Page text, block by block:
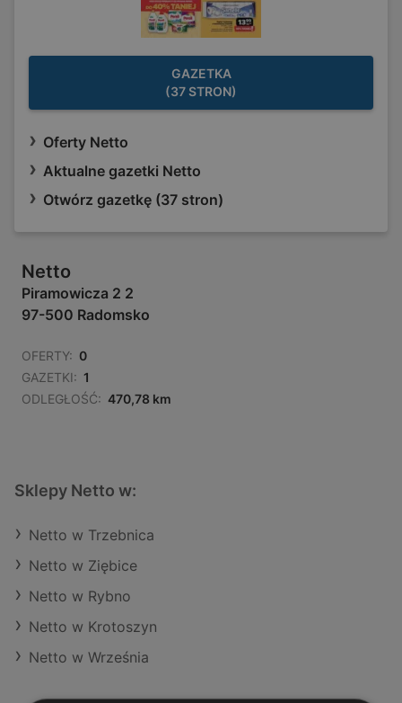
GAZETKA
(37 STRON)
Oferty Netto
Aktualne gazetki Netto
Otwórz gazetkę (37 stron)
Netto
Piramowicza 2 2
97-500 Radomsko
OFERTY: 0
GAZETKI: 1
ODLEGŁOŚĆ: 470,78 km
Sklepy Netto w:
Netto w Trzebnica
Netto w Ziębice
Netto w Rybno
Netto w Krotoszyn
Netto w Września